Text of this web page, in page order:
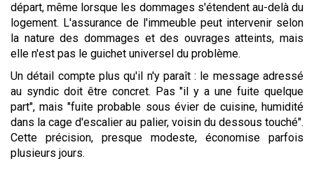
départ, même lorsque les dommages s'étendent au-delà du
logement. L'assurance de l'immeuble peut intervenir selon
la nature des dommages et des ouvrages atteints, mais
elle n'est pas le guichet universel du problème.
Un détail compte plus qu'il n'y paraît : le message adressé
au syndic doit être concret. Pas "il y a une fuite quelque
part", mais "fuite probable sous évier de cuisine, humidité
dans la cage d'escalier au palier, voisin du dessous touché".
Cette précision, presque modeste, économise parfois
plusieurs jours.